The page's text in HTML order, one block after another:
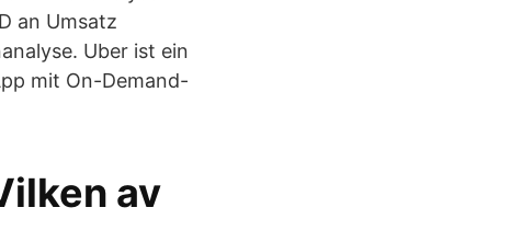
an Umsatz
Uber ist ein
mit On-Demand-
av